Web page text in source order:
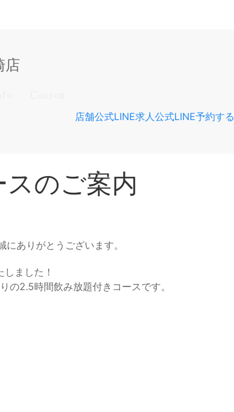
店
店舗公式LINE求人公式LINE予約する
のご案内
ありがとうございます。
ました！
の2.5時間飲み放題付きコースです。